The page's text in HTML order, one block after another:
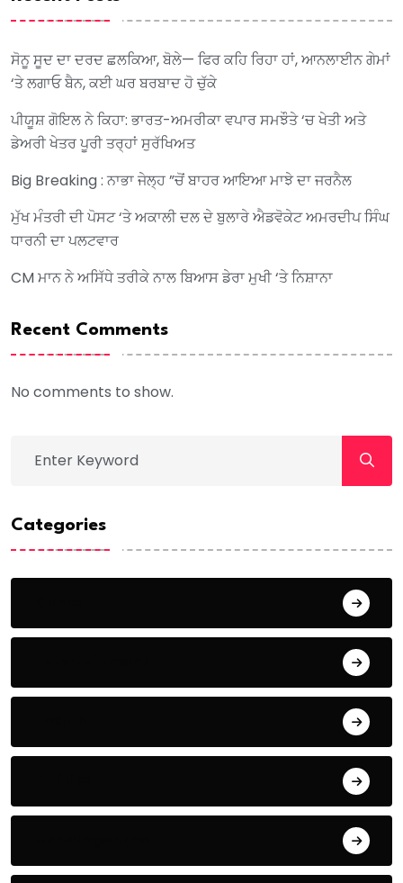
ਸੋਨੂ ਸੂਦ ਦਾ ਦਰਦ ਛਲਕਿਆ, ਬੋਲੇ— ਫਿਰ ਕਹਿ ਰਿਹਾ ਹਾਂ, ਆਨਲਾਈਨ ਗੇਮਾਂ
‘ਤੇ ਲਗਾਓ ਬੈਨ, ਕਈ ਘਰ ਬਰਬਾਦ ਹੋ ਚੁੱਕੇ
ਪੀਯੂਸ਼ ਗੋਇਲ ਨੇ ਕਿਹਾ: ਭਾਰਤ-ਅਮਰੀਕਾ ਵਪਾਰ ਸਮਝੌਤੇ ‘ਚ ਖੇਤੀ ਅਤੇ
ਡੇਅਰੀ ਖੇਤਰ ਪੂਰੀ ਤਰ੍ਹਾਂ ਸੁਰੱਖਿਅਤ
Big Breaking : ਨਾਭਾ ਜੇਲ੍ਹ ”ਚੋਂ ਬਾਹਰ ਆਇਆ ਮਾਝੇ ਦਾ ਜਰਨੈਲ
ਮੁੱਖ ਮੰਤਰੀ ਦੀ ਪੋਸਟ ‘ਤੇ ਅਕਾਲੀ ਦਲ ਦੇ ਬੁਲਾਰੇ ਐਡਵੋਕੇਟ ਅਮਰਦੀਪ ਸਿੰਘ
ਧਾਰਨੀ ਦਾ ਪਲਟਵਾਰ
CM ਮਾਨ ਨੇ ਅਸਿੱਧੇ ਤਰੀਕੇ ਨਾਲ ਬਿਆਸ ਡੇਰਾ ਮੁਖੀ ‘ਤੇ ਨਿਸ਼ਾਨਾ
Recent Comments
No comments to show.
Categories